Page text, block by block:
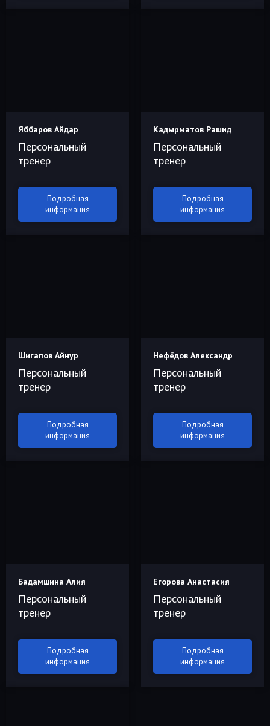
Яббаров Айдар
Персональный
тренер
Подробная
информация
Кадырматов Рашид
Персональный
тренер
Подробная
информация
Шигапов Айнур
Персональный
тренер
Подробная
информация
Нефёдов Александр
Персональный
тренер
Подробная
информация
Бадамшина Алия
Персональный
тренер
Подробная
информация
Егорова Анастасия
Персональный
тренер
Подробная
информация